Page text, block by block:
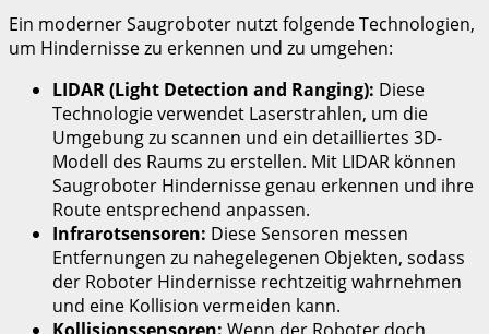
Ein moderner Saugroboter nutzt folgende Technologien,
um Hindernisse zu erkennen und zu umgehen:
LIDAR (Light Detection and Ranging): Diese
Technologie verwendet Laserstrahlen, um die
Umgebung zu scannen und ein detailliertes 3D-
Modell des Raums zu erstellen. Mit LIDAR können
Saugroboter Hindernisse genau erkennen und ihre
Route entsprechend anpassen.
Infrarotsensoren: Diese Sensoren messen
Entfernungen zu nahegelegenen Objekten, sodass
der Roboter Hindernisse rechtzeitig wahrnehmen
und eine Kollision vermeiden kann.